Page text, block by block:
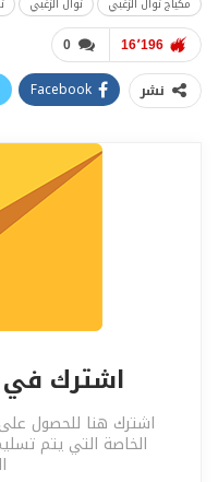
مكياج نوال الزغبي
نوال الزغبي
0 16٬196
نشر Facebook
اشترك في
اشترك هنا للحصول على
الخاصة التي يتم